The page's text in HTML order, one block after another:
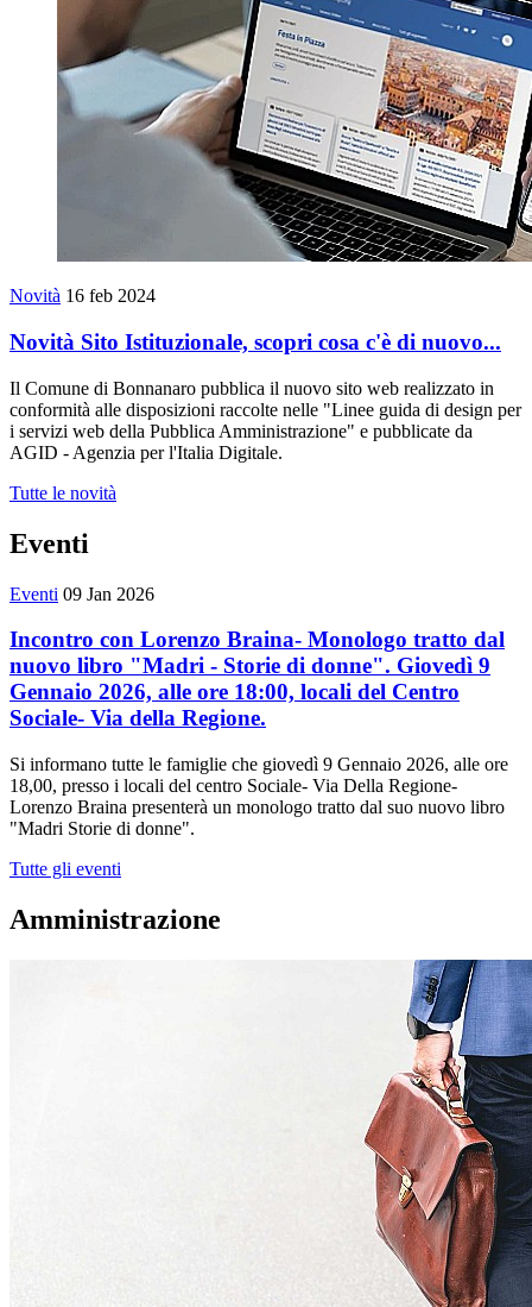
Novità 16 feb 2024
Novità Sito Istituzionale, scopri cosa c'è di nuovo...
Il Comune di Bonnanaro pubblica il nuovo sito web realizzato in
conformità alle disposizioni raccolte nelle "Linee guida di design per
i servizi web della Pubblica Amministrazione" e pubblicate da
AGID - Agenzia per l'Italia Digitale.
Tutte le novità
Eventi
Eventi 09 Jan 2026
Incontro con Lorenzo Braina- Monologo tratto dal
nuovo libro "Madri - Storie di donne". Giovedì 9
Gennaio 2026, alle ore 18:00, locali del Centro
Sociale- Via della Regione.
Si informano tutte le famiglie che giovedì 9 Gennaio 2026, alle ore
18,00, presso i locali del centro Sociale- Via Della Regione-
Lorenzo Braina presenterà un monologo tratto dal suo nuovo libro
"Madri Storie di donne".
Tutte gli eventi
Amministrazione